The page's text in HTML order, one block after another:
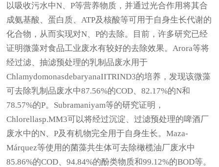
以吸收污水中N、P等营养物质，并通过光合作用将其合
成氨基酸、蛋白质、ATP及核酸等可用于自身生长代谢的
化合物，从而实现对N、P的去除。目前，许多研究已经
证明微藻对食品工业废水有较好的去除效果。Arora等将
经过滤、抽滤预处理的乳制品废水用于
ChlamydomonasdebaryanaIITRIND3的培养，发现该微藻
可去除乳制品废水中87.56%的COD、82.17%的N和
78.57%的P。Subramaniyam等的研究证明，
Chlorellasp.MM3可以将经过沉淀、过滤预处理的啤酒厂
废水中的N、P及有机物完全用于自身生长。Maza-
Márquez等使用的菌藻共生体可去除橄榄油厂废水中
85.86%的COD、94.84%的酚类物质和99.12%的BOD等。